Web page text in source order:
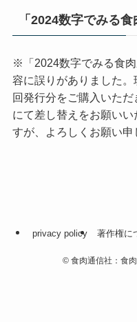
「2024数字でみる
※「2024数字でみる食
容に誤りがありました
回発行分をご購入いただ
にて差し替えをお願い
すが、よろしくお願い申
privacy policy 著作権に
©食肉通信社：食